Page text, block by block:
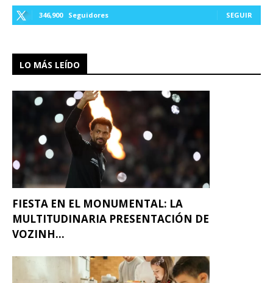
346,900 Seguidores SEGUIR
LO MÁS LEÍDO
FIESTA EN EL MONUMENTAL: LA
MULTITUDINARIA PRESENTACIÓN DE
VOZINH...